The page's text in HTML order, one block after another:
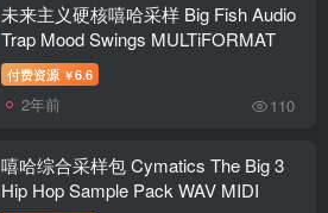
未来主义硬核嘻哈采样 Big Fish Audio
Trap Mood Swings MULTiFORMAT
付费资源 ￥6.6
2年前 110
嘻哈综合采样包 Cymatics The Big 3
Hip Hop Sample Pack WAV MIDI